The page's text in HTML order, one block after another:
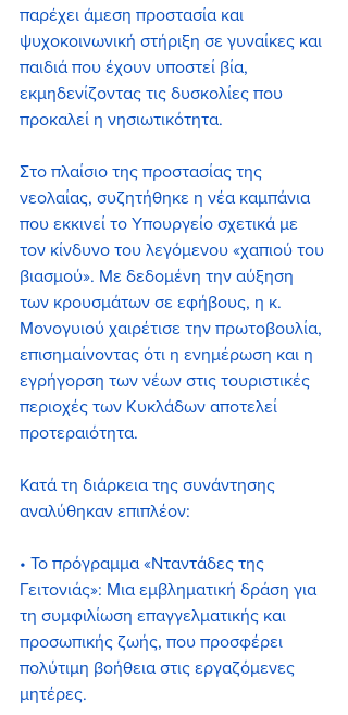
παρέχει άμεση προστασία και
ψυχοκοινωνική στήριξη σε γυναίκες και
παιδιά που έχουν υποστεί βία,
εκμηδενίζοντας τις δυσκολίες που
προκαλεί η νησιωτικότητα.
Στο πλαίσιο της προστασίας της
νεολαίας, συζητήθηκε η νέα καμπάνια
που εκκινεί το Υπουργείο σχετικά με
τον κίνδυνο του λεγόμενου «χαπιού του
βιασμού». Με δεδομένη την αύξηση
των κρουσμάτων σε εφήβους, η κ.
Μονογυιού χαιρέτισε την πρωτοβουλία,
επισημαίνοντας ότι η ενημέρωση και η
εγρήγορση των νέων στις τουριστικές
περιοχές των Κυκλάδων αποτελεί
προτεραιότητα.
Κατά τη διάρκεια της συνάντησης
αναλύθηκαν επιπλέον:
• Το πρόγραμμα «Νταντάδες της
Γειτονιάς»: Μια εμβληματική δράση για
τη συμφιλίωση επαγγελματικής και
προσωπικής ζωής, που προσφέρει
πολύτιμη βοήθεια στις εργαζόμενες
μητέρες.